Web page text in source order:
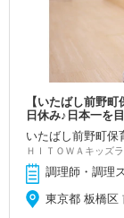
【いたばし前野
日休み♪日本一を
いたばし前野町保
ＨＩＴＯＷＡキッズ
調理師・調理
東京都 板橋区